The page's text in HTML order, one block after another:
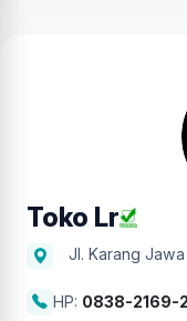
Toko Lr
Jl. Karang
HP: 0838-2169-